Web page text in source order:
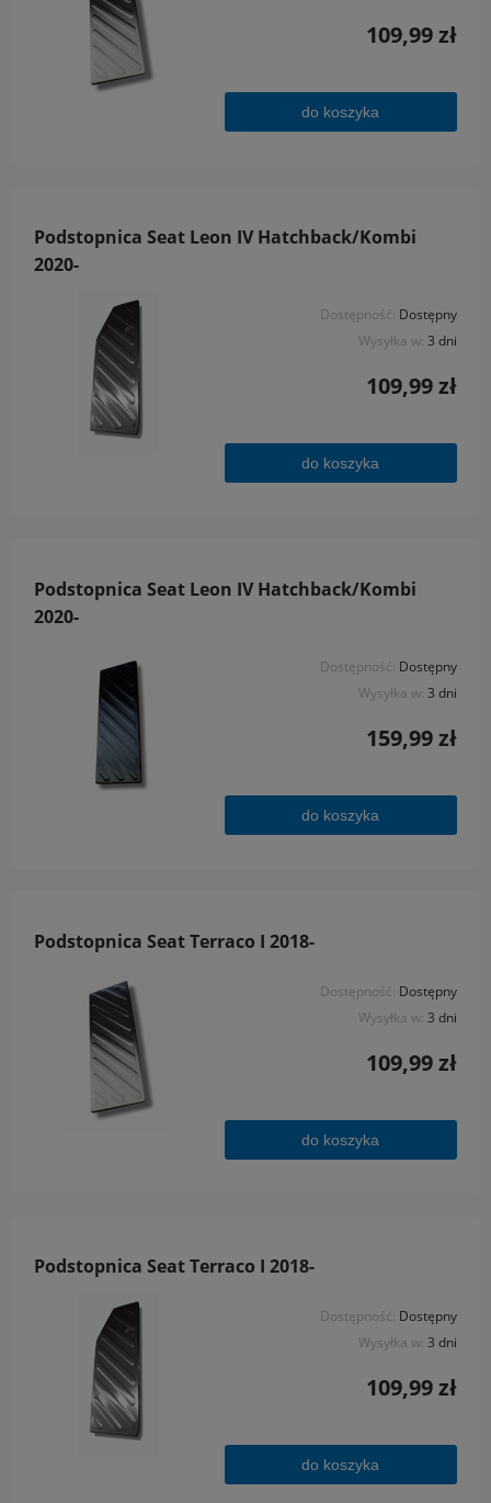
109,99 zł
do koszyka
Podstopnica Seat Leon IV Hatchback/Kombi
2020-
Dostępność: Dostępny
Wysyłka w: 3 dni
109,99 zł
do koszyka
Podstopnica Seat Leon IV Hatchback/Kombi
2020-
Dostępność: Dostępny
Wysyłka w: 3 dni
159,99 zł
do koszyka
Podstopnica Seat Terraco I 2018-
Dostępność: Dostępny
Wysyłka w: 3 dni
109,99 zł
do koszyka
Podstopnica Seat Terraco I 2018-
Dostępność: Dostępny
Wysyłka w: 3 dni
109,99 zł
do koszyka